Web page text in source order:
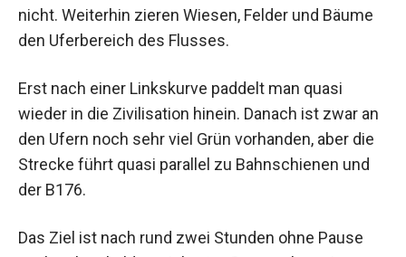
nicht. Weiterhin zieren Wiesen, Felder und Bäume
den Uferbereich des Flusses.
Erst nach einer Linkskurve paddelt man quasi
wieder in die Zivilisation hinein. Danach ist zwar an
den Ufern noch sehr viel Grün vorhanden, aber die
Strecke führt quasi parallel zu Bahnschienen und
der B176.
Das Ziel ist nach rund zwei Stunden ohne Pause